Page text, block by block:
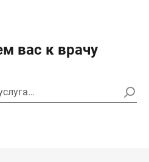
вас к врачу